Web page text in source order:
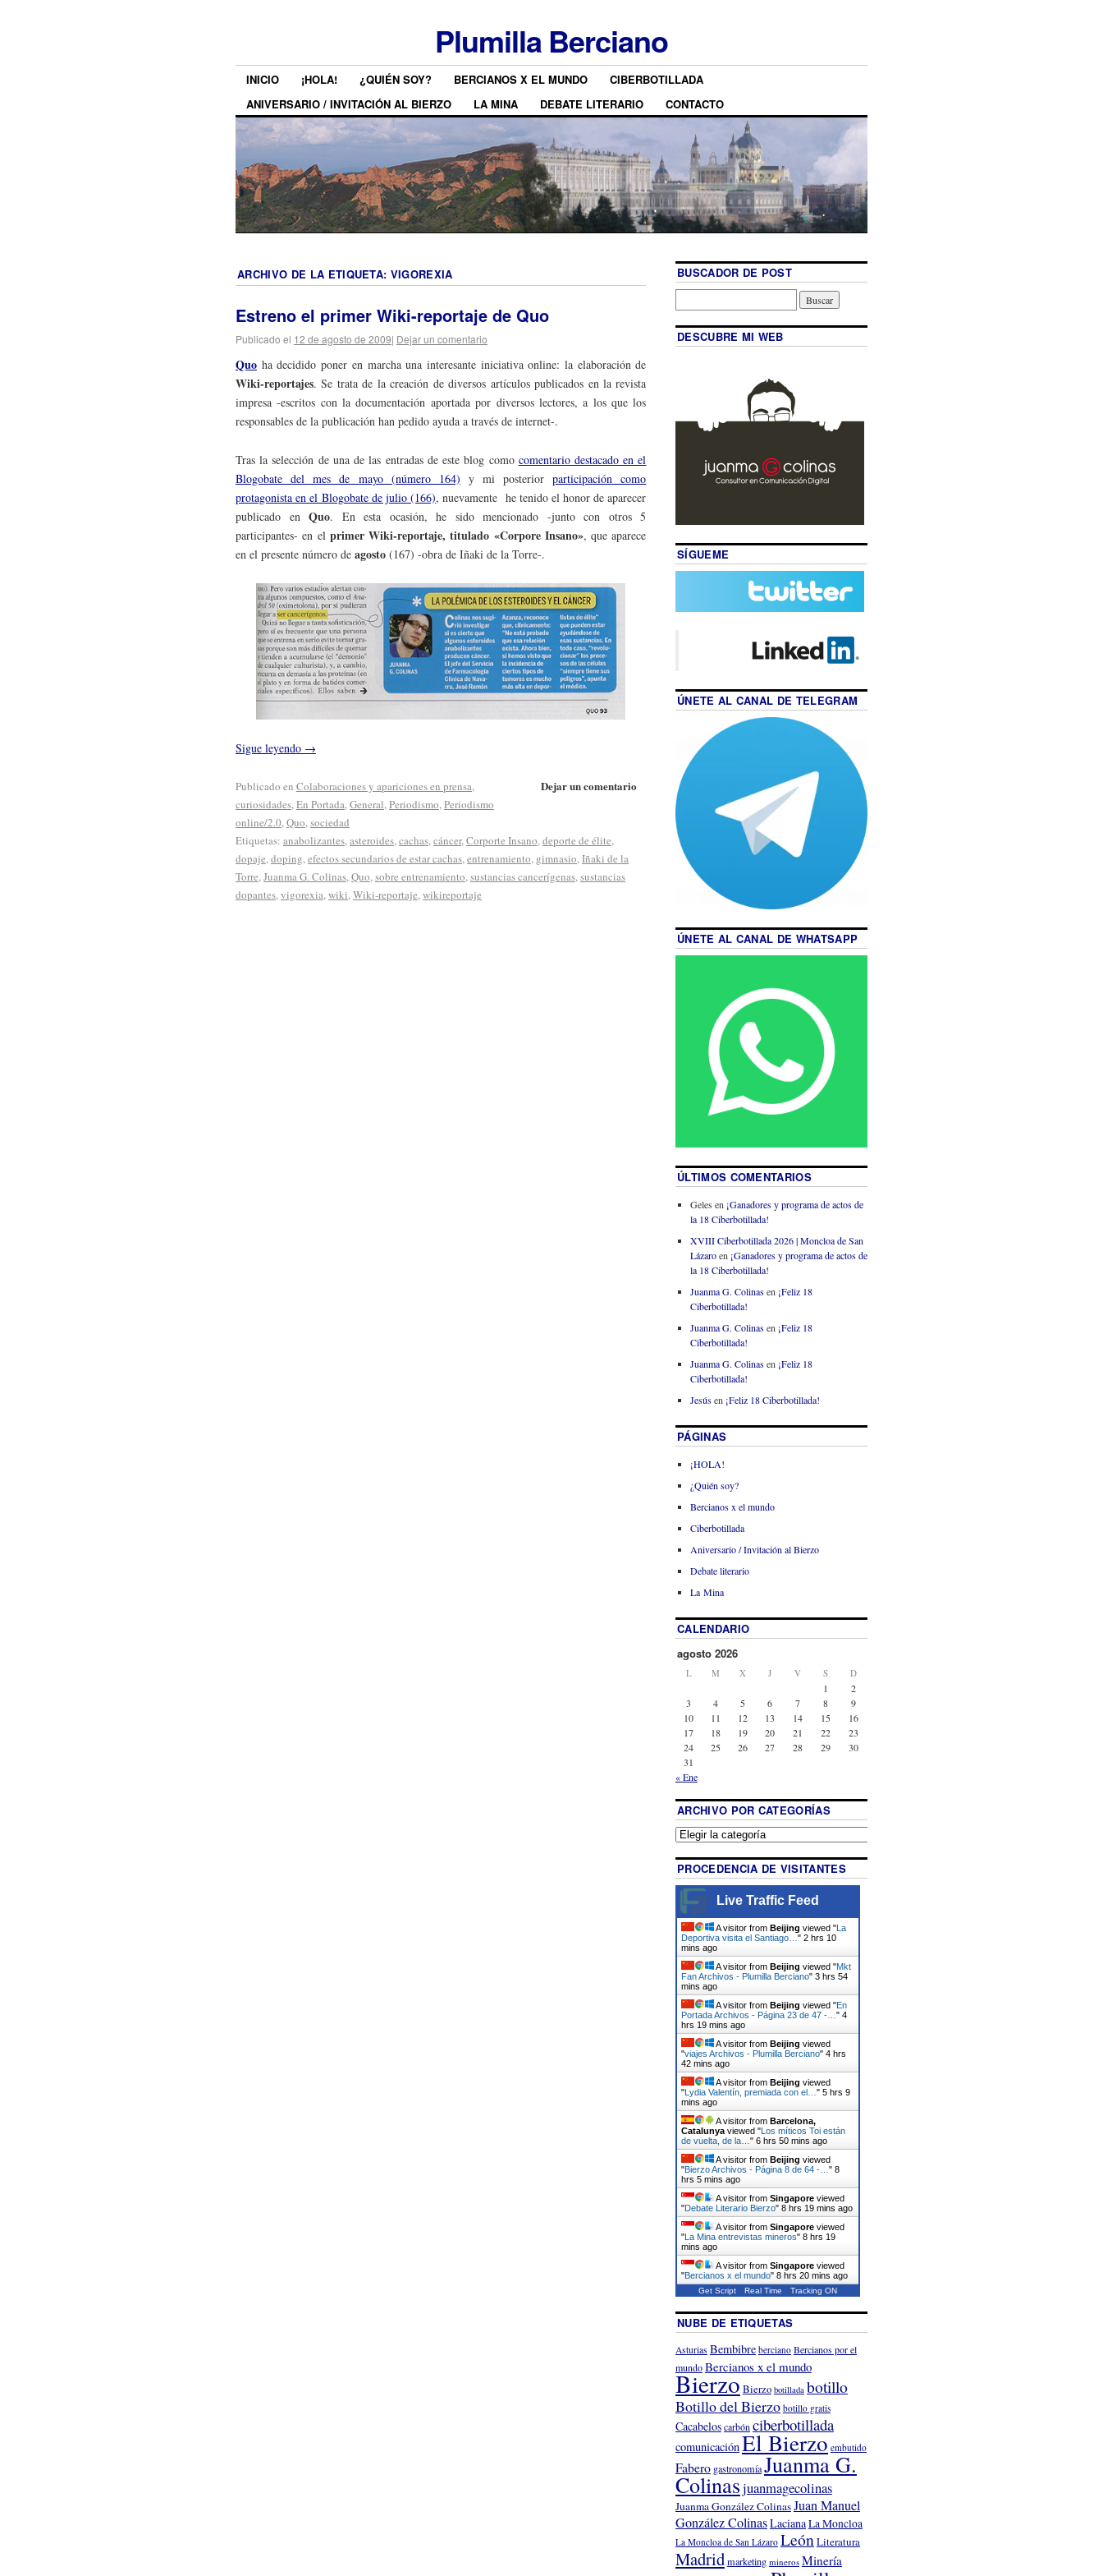
Plumilla Berciano
INICIO ¡HOLA! ¿QUIÉN SOY? BERCIANOS X EL MUNDO
CIBERBOTILLADA
ANIVERSARIO / INVITACIÓN AL BIERZO
LA MINA DEBATE LITERARIO CONTACTO
ARCHIVO DE LA ETIQUETA: VIGOREXIA
Estreno el primer Wiki-reportaje de Quo
Publicado el 12 de agosto de 2009| Dejar un comentario
Quo ha decidido poner en marcha una interesante iniciativa online: la elaboración de
Wiki-reportajes. Se trata de la creación de diversos artículos publicados en la revista
impresa -escritos con la documentación aportada por diversos lectores, a los que los
responsables de la publicación han pedido ayuda a través de internet-.
Tras la selección de una de las entradas de este blog como comentario destacado en el
Blogobate del mes de mayo (número 164) y mi posteriorparticipación como
protagonista en el Blogobate de julio (166), nuevamente he tenido el honor de aparecer
publicado enQuo. En esta ocasión, he sido mencionado -junto con otros 5
participantes- en el primer Wiki-reportaje, titulado «Corpore Insano», que aparece
en el presente número de agosto (167) -obra de Iñaki de la Torre-.
Sigue leyendo →
Dejar un comentario
Publicado en Colaboraciones y apariciones en prensa,
curiosidades,En Portada,General,Periodismo,Periodismo
online/2.0,Quo,sociedad
Etiquetas: anabolizantes,asteroides,cachas,cáncer,Corporte Insano,deporte de élite,
dopaje,doping,efectos secundarios de estar cachas,entrenamiento, gimnasio,Iñaki de la
Torre,Juanma G. Colinas,Quo,sobre entrenamiento,sustancias cancerígenas,sustancias
dopantes,vigorexia,wiki,Wiki-reportaje,wikireportaje
BUSCADOR DE POST
DESCUBRE MI WEB
SÍGUEME
ÚNETE AL CANAL DE TELEGRAM
ÚNETE AL CANAL DE WHATSAPP
ÚLTIMOS COMENTARIOS
Geles en ¡Ganadores y programa de actos de
la 18 Ciberbotillada!
XVIII Ciberbotillada 2026 | Moncloa de San
Lázaroen ¡Ganadores y programa de actos de
la 18 Ciberbotillada!
Juanma G. Colinasen ¡Feliz 18
Ciberbotillada!
Juanma G. Colinasen ¡Feliz 18
Ciberbotillada!
Juanma G. Colinasen ¡Feliz 18
Ciberbotillada!
Jesúsen ¡Feliz 18 Ciberbotillada!
PÁGINAS
¡HOLA!
¿Quién soy?
Bercianos x el mundo
Ciberbotillada
Aniversario / Invitación al Bierzo
Debate literario
La Mina
CALENDARIO
agosto 2026
L M X J V S D
1
2
3
4 5 6 7 8
9
10
11 12 13 14 15
16
17
18 19 20 21 22
23
24
25 26 27 28 29
30
31
« Ene
ARCHIVO POR CATEGORÍAS
PROCEDENCIA DE VISITANTES
Live Traffic Feed
A visitor from Beijing viewed "La
Deportiva visita el Santiago… " 2 hrs 10
mins ago
A visitor from Beijing viewed "Mkt
Fan Archivos - Plumilla Berciano" 3 hrs 54
mins ago
A visitor from Beijing viewed "En
Portada Archivos - Página 23 de 47 -… " 4
hrs 19 mins ago
A visitor from Beijing viewed
"viajes Archivos - Plumilla Berciano" 4 hrs
42 mins ago
A visitor from Beijing viewed
"Lydia Valentín, premiada con el… " 5 hrs 9
mins ago
A visitor from Barcelona,
Catalunyaviewed "Los míticos Toi están
de vuelta, de la… " 6 hrs 50 mins ago
A visitor from Beijing viewed
"Bierzo Archivos - Página 8 de 64 -… " 8
hrs 5 mins ago
A visitor from Singaporeviewed
"Debate Literario Bierzo" 8 hrs 19 mins ago
A visitor from Singaporeviewed
"La Mina entrevistas mineros" 8 hrs 19
mins ago
A visitor from Singaporeviewed
"Bercianos x el mundo" 8 hrs 20 mins ago
Get Script Real Time Tracking ON
NUBE DE ETIQUETAS
Asturias Bembibre berciano Bercianos por el
mundoBercianos x el mundo
BierzoBierzo botillada botillo
Botillo del Bierzo botillo gratis
Cacabeloscarbón ciberbotillada
comunicaciónEl Bierzo embutido
Fabero gastronomíaJuanma G.
Colinasjuanmagecolinas
Juanma González ColinasJuan Manuel
González ColinasLacianaLa Moncloa
La Moncloa de San Lázaro LeónLiteratura
Madridmarketing mineros Minería